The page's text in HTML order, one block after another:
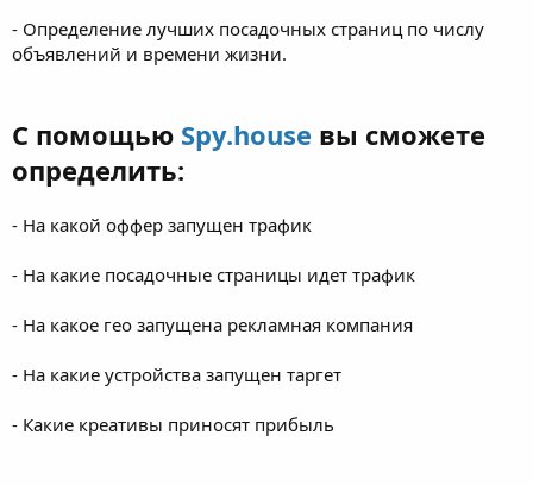
- Определение лучших посадочных страниц по числу
объявлений и времени жизни.
С помощью Spy.house вы сможете
определить:
- На какой оффер запущен трафик
- На какие посадочные страницы идет трафик
- На какое гео запущена рекламная компания
- На какие устройства запущен таргет
- Какие креативы приносят прибыль